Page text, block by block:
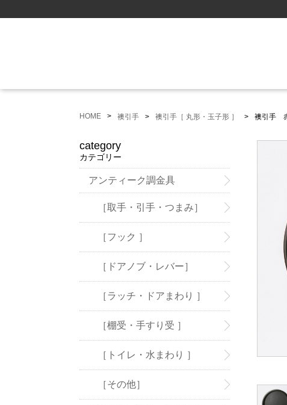
HOME 襖引手 襖引手［ 丸形・玉子形 ］ 襖引手
category
カテゴリー
アンティーク調金具
［取手・引手・つまみ］
［フック ］
［ドアノブ・レバー］
［ラッチ・ドアまわり ］
［棚受・手すり受 ］
［トイレ・水まわり ］
［その他］